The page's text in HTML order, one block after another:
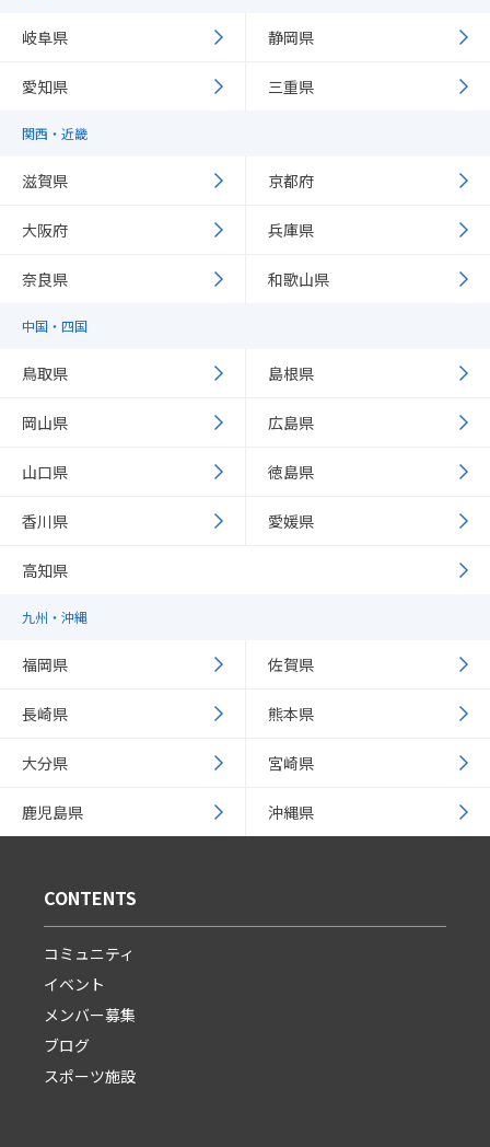
岐阜県 静岡県
愛知県 三重県
関西・近畿
滋賀県 京都府
大阪府 兵庫県
奈良県 和歌山県
中国・四国
鳥取県 島根県
岡山県 広島県
山口県 徳島県
香川県 愛媛県
高知県
九州・沖縄
福岡県 佐賀県
長崎県 熊本県
大分県 宮崎県
鹿児島県 沖縄県
CONTENTS
コミュニティ
イベント
メンバー募集
ブログ
スポーツ施設